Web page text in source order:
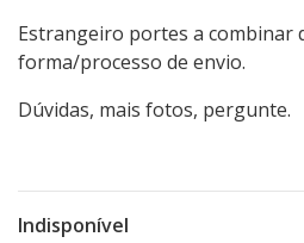
Estrangeiro portes a combinar
forma/processo de envio.
Dúvidas, mais fotos, pergunte.
Indisponível